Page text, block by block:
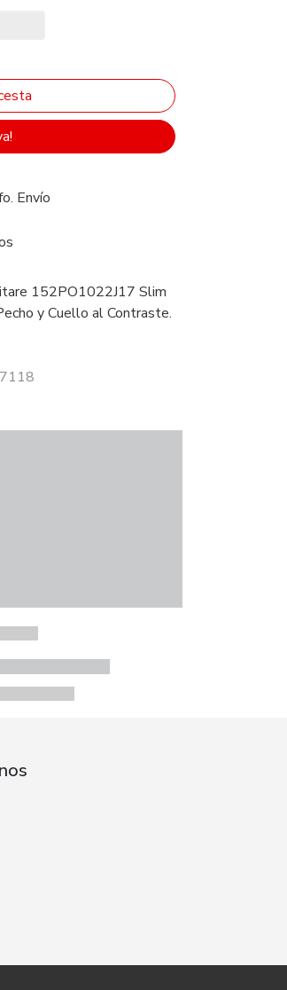
Envío
152PO1022J17 Slim
y Cuello al Contraste.